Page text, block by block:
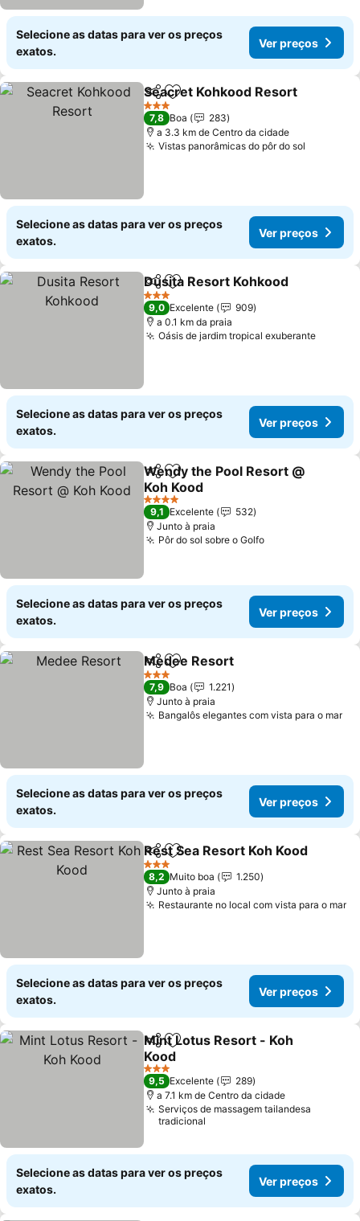
Selecione as datas para ver os preços
exatos.
Ver preços
PartilharAdicionar aos favoritos
Seacret Kohkood Resort
3 Estrelas
7,8 Boa
283
a 3.3 km de Centro da cidade
Vistas panorâmicas do pôr do sol
Selecione as datas para ver os preços
exatos.
Ver preços
PartilharAdicionar aos favoritos
Dusita Resort Kohkood
3 Estrelas
9,0 Excelente
909
a 0.1 km da praia
Oásis de jardim tropical exuberante
Selecione as datas para ver os preços
exatos.
Ver preços
PartilharAdicionar aos favoritos
Wendy the Pool Resort @
Koh Kood
4 Estrelas
9,1 Excelente
532
Junto à praia
Pôr do sol sobre o Golfo
Selecione as datas para ver os preços
exatos.
Ver preços
PartilharAdicionar aos favoritos
Medee Resort
3 Estrelas
7,9 Boa
1.221
Junto à praia
Bangalôs elegantes com vista para o mar
Selecione as datas para ver os preços
exatos.
Ver preços
PartilharAdicionar aos favoritos
Rest Sea Resort Koh Kood
3 Estrelas
8,2 Muito boa
1.250
Junto à praia
Restaurante no local com vista para o mar
Selecione as datas para ver os preços
exatos.
Ver preços
PartilharAdicionar aos favoritos
Mint Lotus Resort - Koh
Kood
3 Estrelas
9,5 Excelente
289
a 7.1 km de Centro da cidade
Serviços de massagem tailandesa
tradicional
Selecione as datas para ver os preços
exatos.
Ver preços